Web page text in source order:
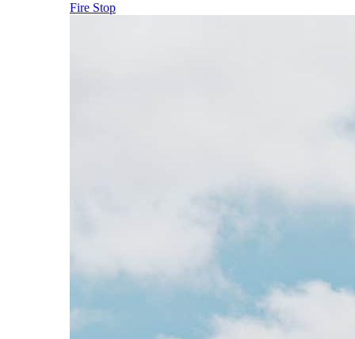
Fire Stop